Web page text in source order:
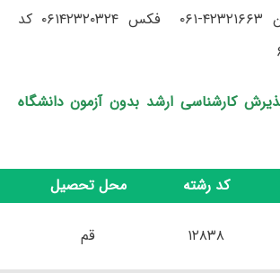
شهید ناحی- تلفن ۴۲۳۲۱۶۶۳-۰۶۱ فکس ۰۶۱۴۲۳۲۰۳۲۴ کد
کارشناسی ارشد بدون آزمون دانشگاه
کد رشته
محل تحصیل
۱۲۸۳۸ قم